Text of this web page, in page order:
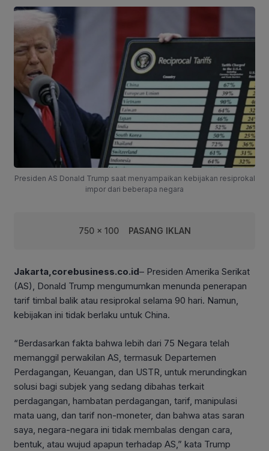
Presiden AS Donald Trump saat menyampaikan kebijakan resiprokal
impor dari beberapa negara
750 x 100 PASANG IKLAN
Jakarta,corebusiness.co.id– Presiden Amerika Serikat
(AS), Donald Trump mengumumkan menunda penerapan
tarif timbal balik atau resiprokal selama 90 hari. Namun,
kebijakan ini tidak berlaku untuk China.
“Berdasarkan fakta bahwa lebih dari 75 Negara telah
memanggil perwakilan AS, termasuk Departemen
Perdagangan, Keuangan, dan USTR, untuk merundingkan
solusi bagi subjek yang sedang dibahas terkait
perdagangan, hambatan perdagangan, tarif, manipulasi
mata uang, dan tarif non-moneter, dan bahwa atas saran
saya, negara-negara ini tidak membalas dengan cara,
bentuk, atau wujud apapun terhadap AS,” kata Trump